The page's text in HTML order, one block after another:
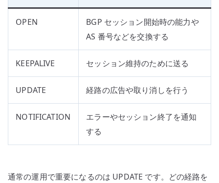
OPEN
BGP セッション開始時の能力や
AS 番号などを交換する
KEEPALIVE セッション維持のために送る
UPDATE 経路の広告や取り消しを行う
NOTIFICATION
エラーやセッション終了を通知
する
通常の運用で重要になるのは UPDATE です。どの経路を